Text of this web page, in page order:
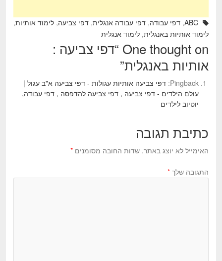
ABC
, דפי עבודה, דפי עבודה אנגלית, דפי צביעה, לימוד אותיות,
לימוד אותיות באנגלית, לימוד אנגלית
One thought on “ דפי צביעה :
אותיות באנגלית”
Pingback: דפי צביעה אותיות עגולות - דפי צביעה א"ב עגול |
עולם הילדים - דפי צביעה , דפי צביעה להדפסה , דפי עבודה,
יוטיוב לילדים
כתיבת תגובה
האימייל לא יוצג באתר. שדות החובה מסומנים *
התגובה שלך *